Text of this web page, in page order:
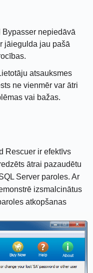
Bypasser nepiedāvā
jāiegulda jau pašā
atsauksmes
ne vienmēr var ātri
vai bažas.
Rescuer ir efektīvs
ātrai pazaudētu
Server paroles. Ar
izsmalcinātus
atkopšanas